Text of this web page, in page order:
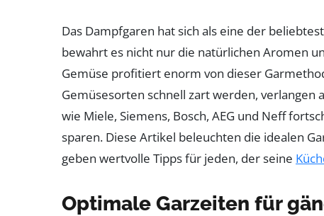
Das Dampfgaren hat sich als eine der
bewahrt es nicht nur die natürlichen Aromen
Gemüse profitiert enorm von dieser
Gemüsesorten schnell zart werden,
wie Miele, Siemens, Bosch, AEG und Neff
sparen. Diese Artikel beleuchten die idealen
geben wertvolle Tipps für jeden, der seine
Optimale Garzeiten für